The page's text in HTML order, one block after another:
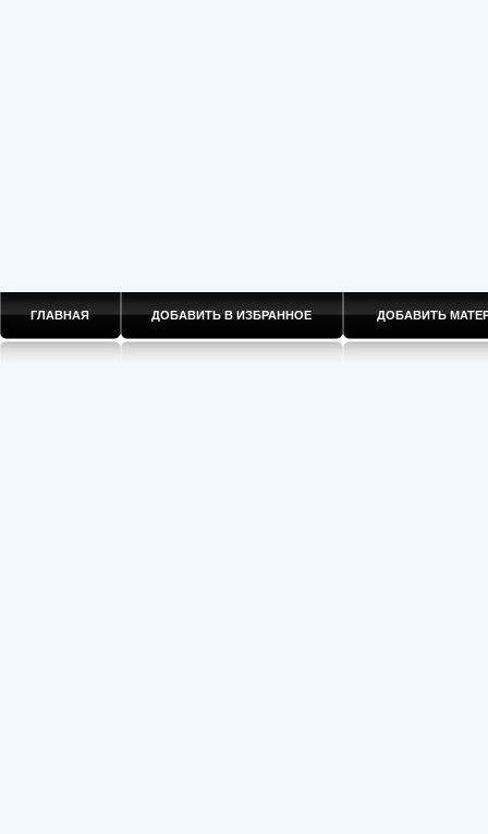
ГЛАВНАЯ ДОБАВИТЬ В ИЗБРАННОЕ ДОБАВИТЬ